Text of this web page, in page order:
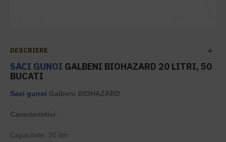
DESCRIERE
SACI GUNOI GALBENI BIOHAZARD 20 LITRI, 50
BUCATI
Saci gunoi Galbeni BIOHAZARD
Caracteristici:
Capacitate: 20 litri